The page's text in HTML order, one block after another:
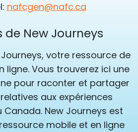
nafcgen@nafc.ca
de New Journeys
votre ressource de
ligne. Vous trouverez ici une
pour raconter et partager
aux expériences
New Journeys est
mobile et en ligne